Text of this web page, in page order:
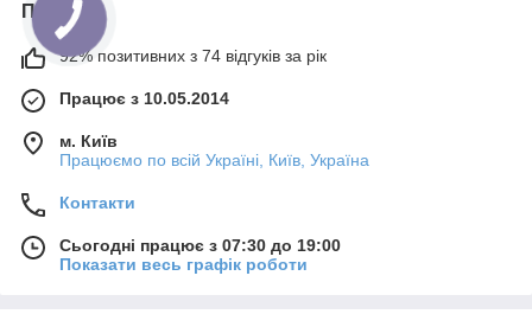
Про нас
92% позитивних з 74 відгуків за рік
Працює з 10.05.2014
м. Київ
Працюємо по всій Україні, Київ, Україна
Контакти
Сьогодні працює з 07:30 до 19:00
Показати весь графік роботи